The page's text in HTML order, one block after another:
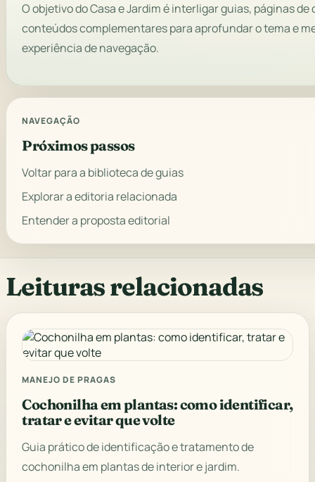
O objetivo do Casa e Jardim é interligar guias, páginas de
conteúdos complementares para aprofundar o tema e
experiência de navegação.
NAVEGAÇÃO
Próximos passos
Voltar para a biblioteca de guias
Explorar a editoria relacionada
Entender a proposta editorial
Leituras relacionadas
MANEJO DE PRAGAS
Cochonilha em plantas: como identificar,
tratar e evitar que volte
Guia prático de identificação e tratamento de
cochonilha em plantas de interior e jardim.